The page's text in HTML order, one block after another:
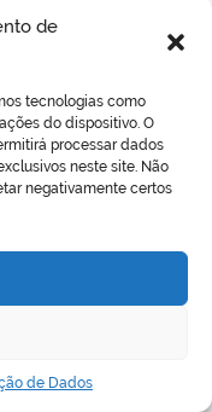
de
tecnologias como
do dispositivo. O
processar dados
neste site. Não
negativamente certos
de Dados